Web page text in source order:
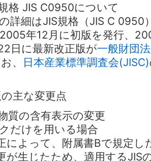
格 JIS C0950について
詳細はJIS規格（JIS C
年12月に初版を発行、
日に最新改正版が一般財団
、
日本産業標準調査会(JISC)
の主な変更点
質の含有表示の変更
だけを用いる場合
によって、附属書Bで規定し
が生じたため、適用するJIS